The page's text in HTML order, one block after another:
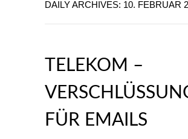
DAILY ARCHIVES: 10. FEBRUAR
TELEKOM –
FÜR EMAILS